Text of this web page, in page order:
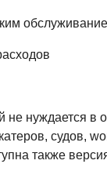
нуждается в
судов,
также